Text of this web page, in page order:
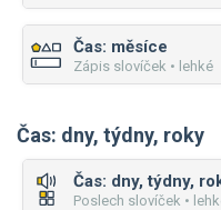
Čas: měsíce
Zápis slovíček • lehké
Čas: dny, týdny, roky
Čas: dny, týdny,
Poslech slovíček •